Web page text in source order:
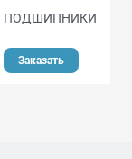
ПОДШИПНИКИ
Заказать